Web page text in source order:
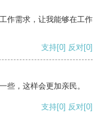
作需求，让我能够在工作
支持[0] 反对[0]
些，这样会更加亲民。
支持[0] 反对[0]